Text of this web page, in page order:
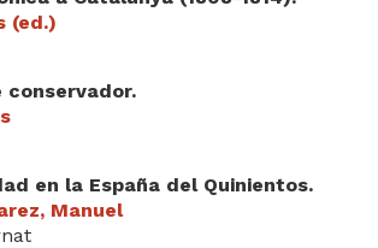
(ed.)
conservador.
en la España del Quinientos.
Manuel